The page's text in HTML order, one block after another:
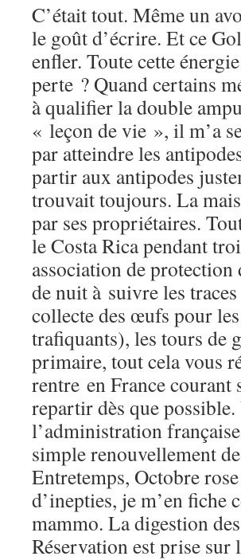
C’était tout. Même un
le goût d’écrire. Et ce
enfler. Toute cette
perte ? Quand certains
à qualifier la double
« leçon de vie », il m’a
par atteindre les
partir aux antipodes
trouvait toujours. La
par ses propriétaires.
le Costa Rica pendant
association de
de nuit à suivre les
collecte des œufs pour
trafiquants), les tours de
primaire, tout cela vous
rentre en France courant
repartir dès que
l’administration
simple renouvellement
Entretemps, Octobre
d’inepties, je m’en fiche
mammo. La digestion
Réservation est prise